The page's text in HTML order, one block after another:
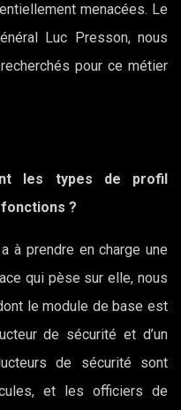
menacées. Le
Luc Presson, nous
pour ce métier
les types de profil
?
à prendre en charge une
qui pèse sur elle, nous
le module de base est
de sécurité et d’un
de sécurité sont
et les officiers de